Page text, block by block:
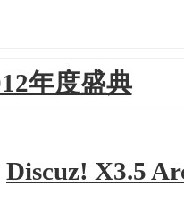
年度盛典
Discuz! X3.5